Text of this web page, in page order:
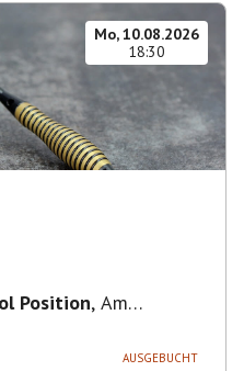
Mo, 10.08.2026
18:30
Position, Am
AUSGEBUCHT